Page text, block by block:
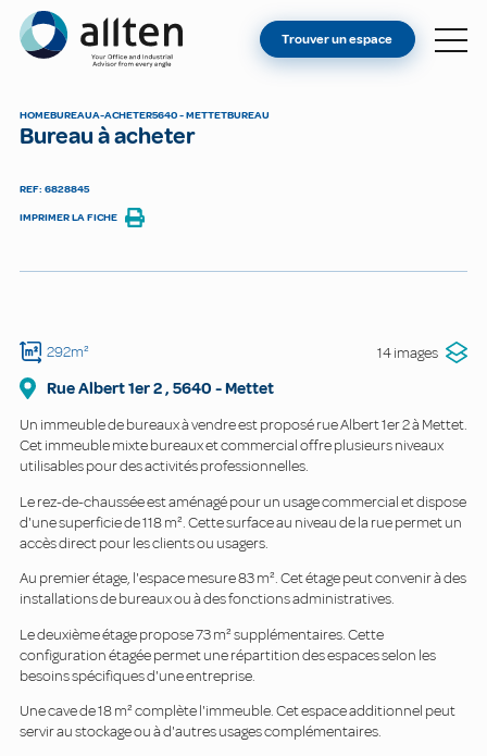
Allten
TROUVER UN ESPACE
Trouver un espace
HOMEBUREAUA-ACHETER5640 - METTETBUREAU
Bureau à acheter
REF: 6828845
IMPRIMER LA FICHE
292m² 14 images
Rue Albert 1er2, 5640 -Mettet
Un immeuble de bureaux à vendre est proposé rue Albert 1er 2 à Mettet.
Cet immeuble mixte bureaux et commercial offre plusieurs niveaux
utilisables pour des activités professionnelles.
Le rez-de-chaussée est aménagé pour un usage commercial et dispose
d'une superficie de 118 m². Cette surface au niveau de la rue permet un
accès direct pour les clients ou usagers.
Au premier étage, l'espace mesure 83 m². Cet étage peut convenir à des
installations de bureaux ou à des fonctions administratives.
Le deuxième étage propose 73 m² supplémentaires. Cette
configuration étagée permet une répartition des espaces selon les
besoins spécifiques d'une entreprise.
Une cave de 18 m² complète l'immeuble. Cet espace additionnel peut
servir au stockage ou à d'autres usages complémentaires.